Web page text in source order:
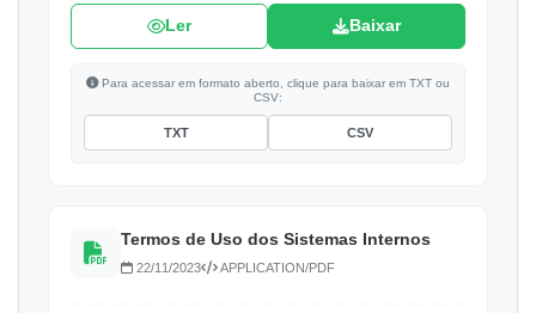
Ler Baixar
Para acessar em formato aberto, clique para baixar em TXT ou
CSV:
TXT CSV
Termos de Uso dos Sistemas Internos
22/11/2023 APPLICATION/PDF